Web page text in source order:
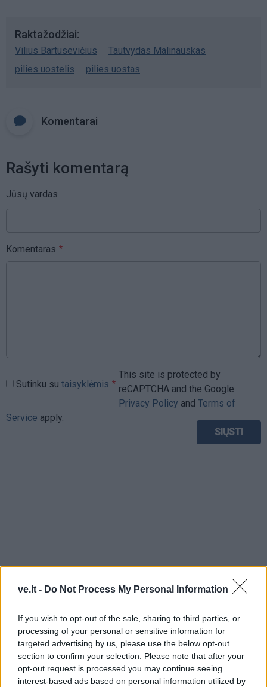
ve.lt - Do Not Process My Personal Information
If you wish to opt-out of the sale, sharing to third parties, or
processing of your personal or sensitive information for
targeted advertising by us, please use the below opt-out
section to confirm your selection. Please note that after your
opt-out request is processed you may continue seeing
interest-based ads based on personal information utilized by
Raktažodžiai
Vilius Bartusevičius
Tautvydas Malinauskas
pilies uostelis
pilies uostas
Komentarai
Rašyti komentarą
Jūsų vardas
Komentaras
Sutinku su taisyklėmis
This site is protected by
reCAPTCHA and the Google
Privacy Policy and Terms of
Service apply.
TAIP PAT SKAITYKITE